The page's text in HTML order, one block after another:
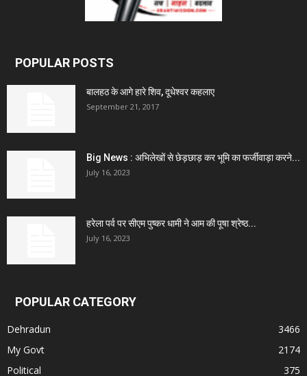
POPULAR POSTS
बालहठ के आगे हारे शिव, दूधेश्वर कहलाए
September 21, 2017
Big News : अभिलेखों से छेड़छाड़ कर भूमि का फर्जीवाड़ा करने...
July 16, 2023
हरेला पर्व पर सीएम पुष्कर धामी ने आम की पूषा श्रेष्ठ...
July 16, 2023
POPULAR CATEGORY
Dehradun
3466
My Govt
2174
Political
375